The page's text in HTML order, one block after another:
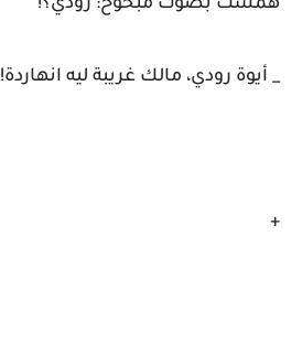
همست بصوت مبحوح: رودي؟!
_ أيوة رودي، مالك غريبة ليه انهاردة!
+